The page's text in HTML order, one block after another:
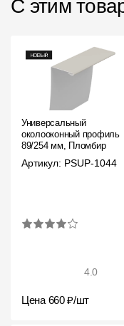
С этим
Универсальный
околооконный профиль
89/254 мм, Пломбир
Артикул: PSUP-1044
4.0
Цена 660 ₽/шт